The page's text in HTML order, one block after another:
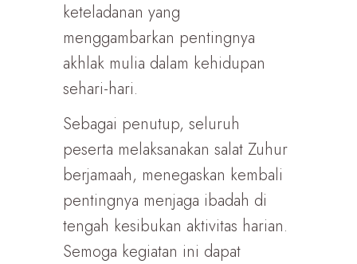
keteladanan yang
menggambarkan pentingnya
akhlak mulia dalam kehidupan
sehari-hari.
Sebagai penutup, seluruh
peserta melaksanakan salat Zuhur
berjamaah, menegaskan kembali
pentingnya menjaga ibadah di
tengah kesibukan aktivitas harian.
Semoga kegiatan ini dapat